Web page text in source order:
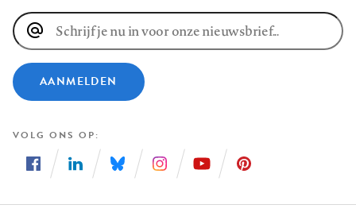
E-
mailadres
AANMELDEN
VOLG ONS OP
ons
ons
ons
ons
ons
ons